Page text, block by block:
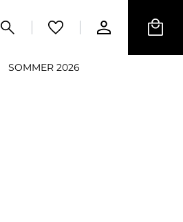
SOMMER 2026